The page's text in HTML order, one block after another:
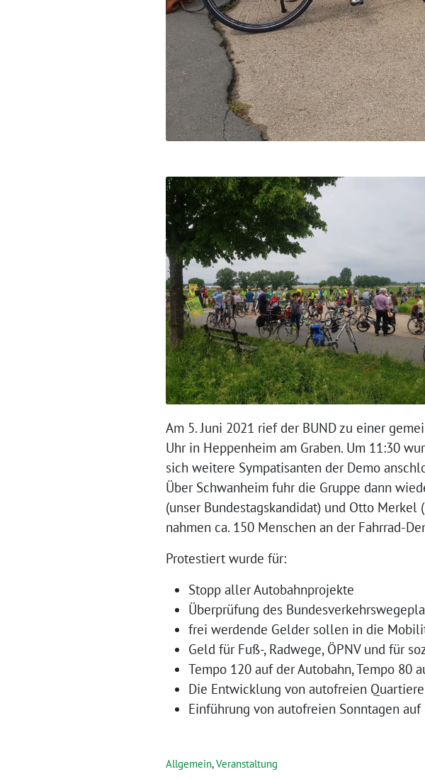
Am 5. Juni 2021 rief der BUND zu einer
Uhr in Heppenheim am Graben. Um 11:30
sich weitere Sympatisanten der Demo
Über Schwanheim fuhr die Gruppe dann
(unser Bundestagskandidat) und Otto
nahmen ca. 150 Menschen an der Fahrrad-
Protestiert wurde für:
Stopp aller Autobahnprojekte
Überprüfung des
frei werdende Gelder sollen in die
Geld für Fuß-, Radwege, ÖPNV und für
Tempo 120 auf der Autobahn, Tempo 80
Die Entwicklung von autofreien
Einführung von autofreien Sonntagen
Allgemein,Veranstaltung